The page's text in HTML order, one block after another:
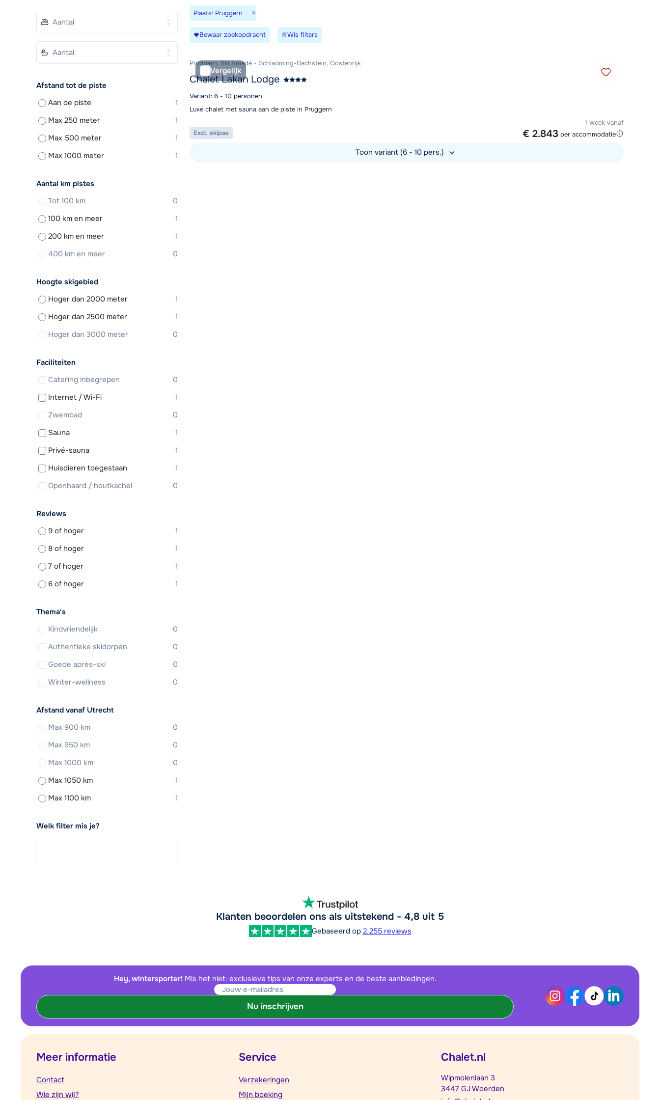
Plaats: Pruggern ×
Bewaar zoekopdracht Wis filters
Vergelijk
Pruggern, Ski Amadé - Schladming-Dachstein, Oostenrijk
Chalet Lakan Lodge
Variant: 6 - 10 personen
Luxe chalet met sauna aan de piste in Pruggern
1 week vanaf
€ 2.843 per accommodatie
Excl. skipas
Toon variant (6 - 10 pers.)
Afstand tot de piste
Aan de piste
1
Max 250 meter
1
Max 500 meter
1
Max 1000 meter
1
Aantal km pistes
Tot 100 km
0
100 km en meer
1
200 km en meer
1
400 km en meer
0
Hoogte skigebied
Hoger dan 2000 meter
1
Hoger dan 2500 meter
1
Hoger dan 3000 meter
0
Faciliteiten
Catering inbegrepen
0
Internet / Wi-Fi
1
Zwembad
0
Sauna
1
Privé-sauna
1
Huisdieren toegestaan
1
Openhaard / houtkachel
0
Reviews
9 of hoger
1
8 of hoger
1
7 of hoger
1
6 of hoger
1
Thema's
Kindvriendelijk
0
Authentieke skidorpen
0
Goede après-ski
0
Winter-wellness
0
Afstand vanaf Utrecht
Max 900 km
0
Max 950 km
0
Max 1000 km
0
Max 1050 km
1
Max 1100 km
1
Welk filter mis je?
Klanten beoordelen ons als uitstekend - 4,8 uit 5
Gebaseerd op 2.255 reviews
Hey, wintersporter! Mis het niet: exclusieve tips van onze experts en de beste aanbiedingen.
Nu inschrijven
Meer informatie
Contact
Wie zijn wij?
Service
Verzekeringen
Mijn boeking
Chalet.nl
Wipmolenlaan 3
3447 GJ Woerden